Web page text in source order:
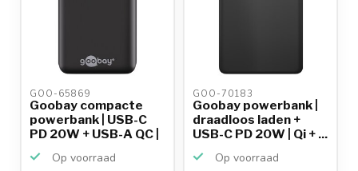
GOO-65869
Goobay compacte
powerbank | USB-C
PD 20W + USB-A QC |
Op voorraad
GOO-70183
Goobay powerbank |
draadloos laden +
USB-C PD 20W | Qi + ...
Op voorraad